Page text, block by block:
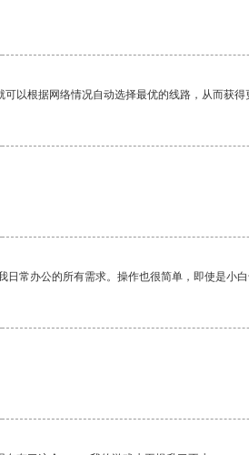
以根据网络情况自动选择最优的线路，从而获得
常办公的所有需求。操作也很简单，即使是小白